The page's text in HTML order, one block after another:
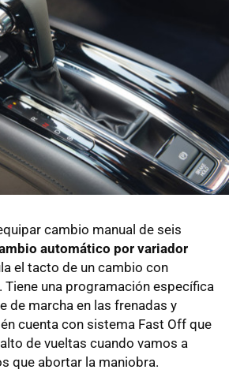
cambio manual de seis
automático por variador
el tacto de un cambio con
Tiene una programación específica
de marcha en las frenadas y
cuenta con sistema Fast Off que
de vueltas cuando vamos a
que abortar la maniobra.